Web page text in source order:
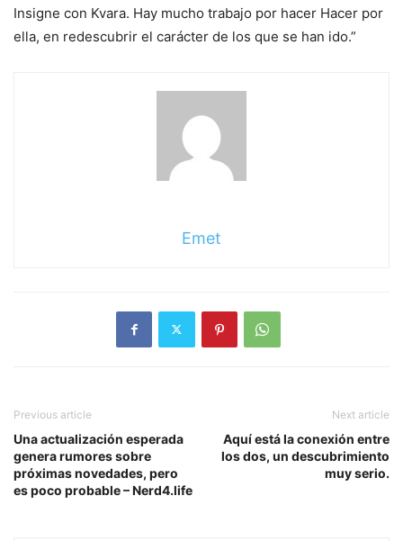
Insigne con Kvara. Hay mucho trabajo por hacer Hacer por
ella, en redescubrir el carácter de los que se han ido.”
Emet
Previous article
Una actualización esperada
genera rumores sobre
próximas novedades, pero
es poco probable – Nerd4.life
Next article
Aquí está la conexión entre
los dos, un descubrimiento
muy serio.